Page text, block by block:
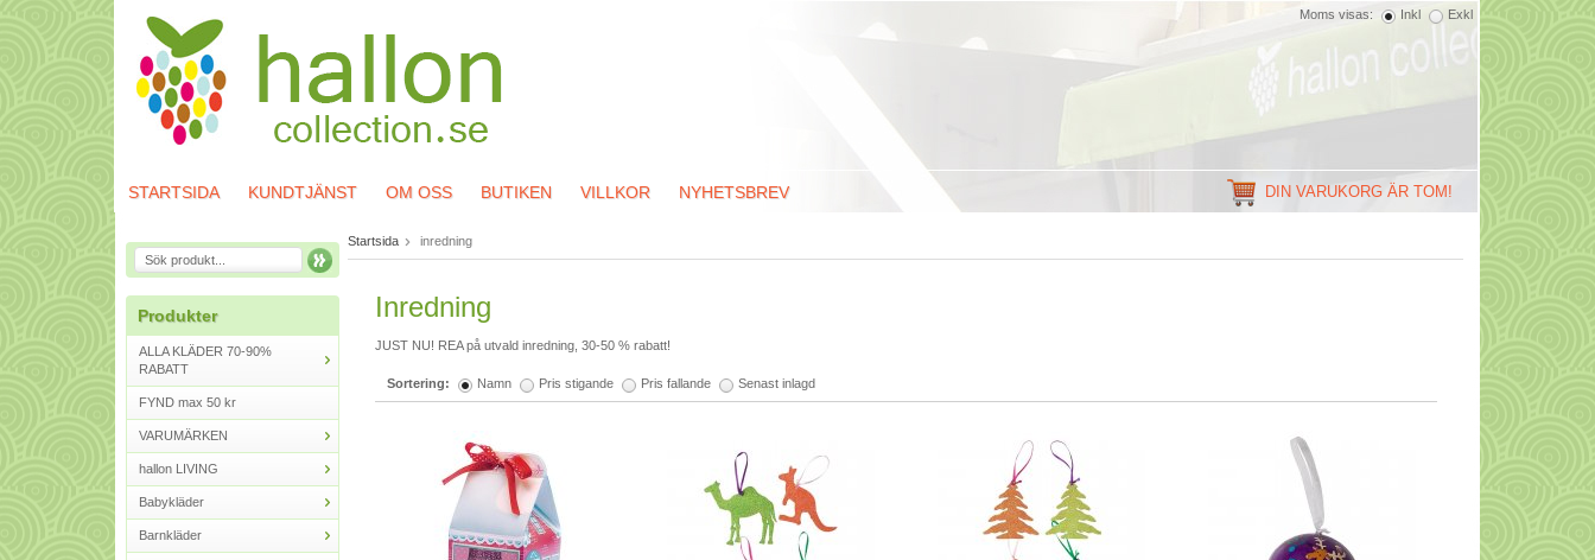
Moms visas: Inkl Exkl
STARTSIDA KUNDTJÄNST OM OSS BUTIKEN VILLKOR NYHETSBREV DIN VARUKORG ÄR TOM!
Produkter
ALLA KLÄDER 70-90%
RABATT
FYND max 50 kr
VARUMÄRKEN
hallon LIVING
Babykläder
Barnkläder
Startsida inredning
Inredning
JUST NU! REA på utvald inredning, 30-50 % rabatt!
Sortering: Namn Pris stigande Pris fallande Senast inlagd